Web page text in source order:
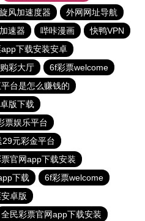
旋风加速度器
外网网址导航
速器 哔咔漫画
快鸭VPN
下载安装安卓
彩大厅
6f彩票welcome
台是怎么赚钱的
版下载
票娱乐平台
29元彩金平台
官网app下载安装
下载
6f彩票welcome
卓版
全民彩票官网app下载安装